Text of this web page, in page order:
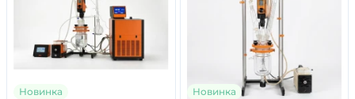
Новинка Новинка